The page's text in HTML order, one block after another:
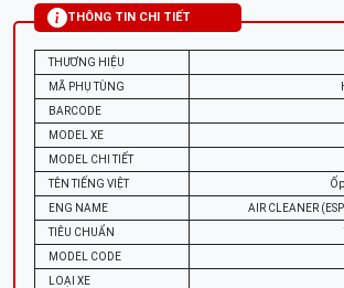
THÔNG TIN CHI TIẾT
THƯƠNG HIỆU
MÃ PHỤ TÙNG
BARCODE
MODEL XE
MODEL CHI TIẾT
TÊN TIẾNG VIỆT
ENG NAME
AIR CLEANER
TIÊU CHUẨN
MODEL CODE
LOẠI XE